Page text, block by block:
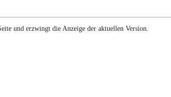
und erzwingt die Anzeige der aktuellen Version.